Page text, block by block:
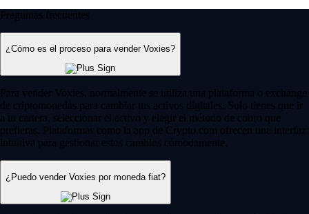
Preguntas frecuentes
¿Cómo es el proceso para vender Voxies?
Para vender Voxies, normalmente se utiliza una plataforma o exchange
de criptomonedas para cambiar tus activos digitales. Solo tienes que ir
a tu cartera, seleccionar el activo y elegir el método de cobro que
prefieras. Plataformas como la app de Crypto.com ofrecen una interfaz
intuitiva para gestionar estos cambios cómodamente.
¿Puedo vender Voxies por moneda fiat?